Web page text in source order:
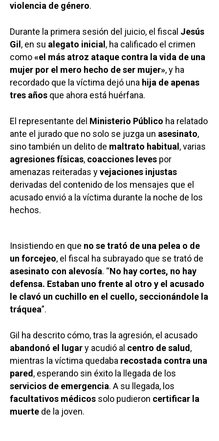
violencia de género.
Durante la primera sesión del juicio, el fiscal Jesús
Gil, en su alegato inicial, ha calificado el crimen
como«el más atroz ataque contra la vida de una
mujer por el mero hecho de ser mujer», y ha
recordado que la víctima dejó una hija de apenas
tres años que ahora está huérfana.
El representante del Ministerio Público ha relatado
ante el jurado que no solo se juzga un asesinato,
sino también un delito de maltrato habitual, varias
agresiones físicas, coacciones leves por
amenazas reiteradas yvejaciones injustas
derivadas del contenido de los mensajes que el
acusado envió a la víctima durante la noche de los
hechos.
Insistiendo en que no se trató de una pelea o de
un forcejeo, el fiscal ha subrayado que se trató de
asesinato con alevosía. “No hay cortes, no hay
defensa. Estaban uno frente al otro y el acusado
le clavó un cuchillo en el cuello, seccionándole la
tráquea”.
Gil ha descrito cómo, tras la agresión, el acusado
abandonó el lugary acudió al centro de salud,
mientras la víctima quedaba recostada contra una
pared, esperando sin éxito la llegada de los
servicios de emergencia. A su llegada, los
facultativos médicos solo pudieron certificar la
muerte de la joven.